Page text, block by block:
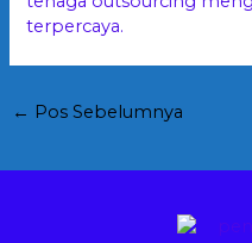
terpercaya.
← Pos Sebelumnya